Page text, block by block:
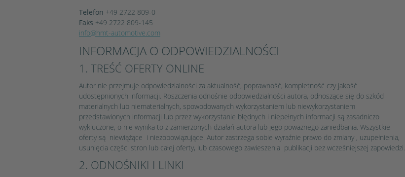
Telefon +49 2722 809-0
Faks +49 2722 809-145
info@hmt-automotive.com
INFORMACJA O ODPOWIEDZIALNOŚCI
1. TREŚĆ OFERTY ONLINE
Autor nie przejmuje odpowiedzialności za aktualność, poprawność, kompletność czy jakość
udostępnionych informacji. Roszczenia odnośnie odpowiedzialności autora, odnoszące się do szkód
materialnych lub niematerialnych, spowodowanych wykorzystaniem lub niewykorzystaniem
przedstawionych informacji lub przez wykorzystanie błędnych i niepełnych informacji są zasadniczo
wykluczone, o nie wynika to z zamierzonych działań autora lub jego poważnego zaniedbania. Wszystkie
oferty są niewiążące i niezobowiązujące. Autor zastrzega sobie wyraźnie prawo do zmiany , uzupełnienia,
usunięcia części stron lub całej oferty, lub czasowego zawieszenia publikacji bez wcześniejszej zapowiedzi.
2. ODNOŚNIKI I LINKI